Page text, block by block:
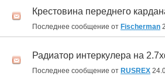
Крестовина переднего
Последнее сообщение от Fischerman
Радиатор интеркулера на
Последнее сообщение от RUSREX